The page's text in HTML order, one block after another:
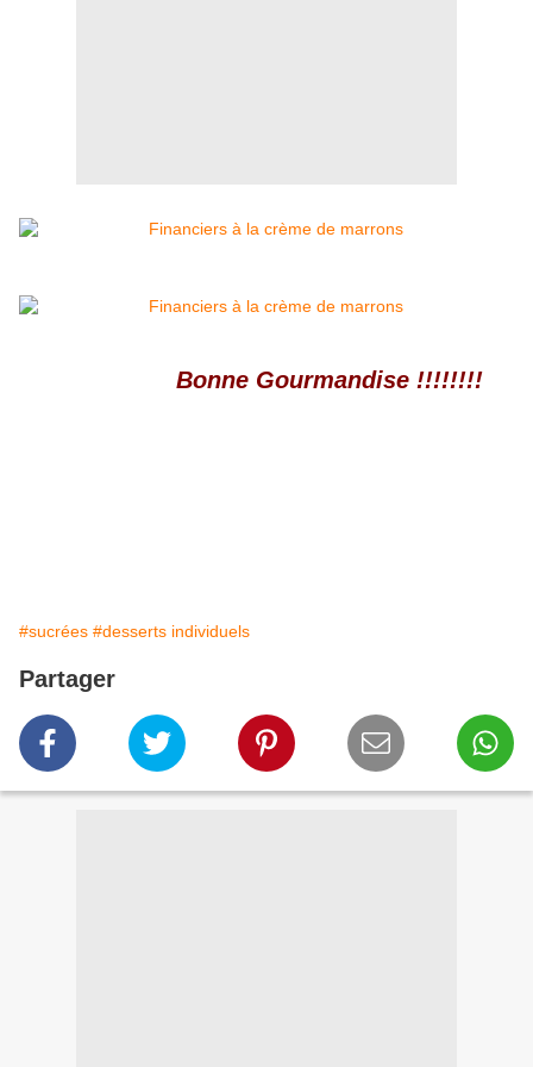
Bonne Gourmandise !!!!!!!!
#sucrées #desserts individuels
Partager